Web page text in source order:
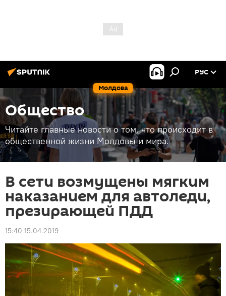
Молдова
РУС
Общество
Читайте главные новости о том, что происходит в
общественной жизни Молдовы и мира.
В сети возмущены мягким
наказанием для автоледи,
презирающей ПДД
15:40 15.04.2019